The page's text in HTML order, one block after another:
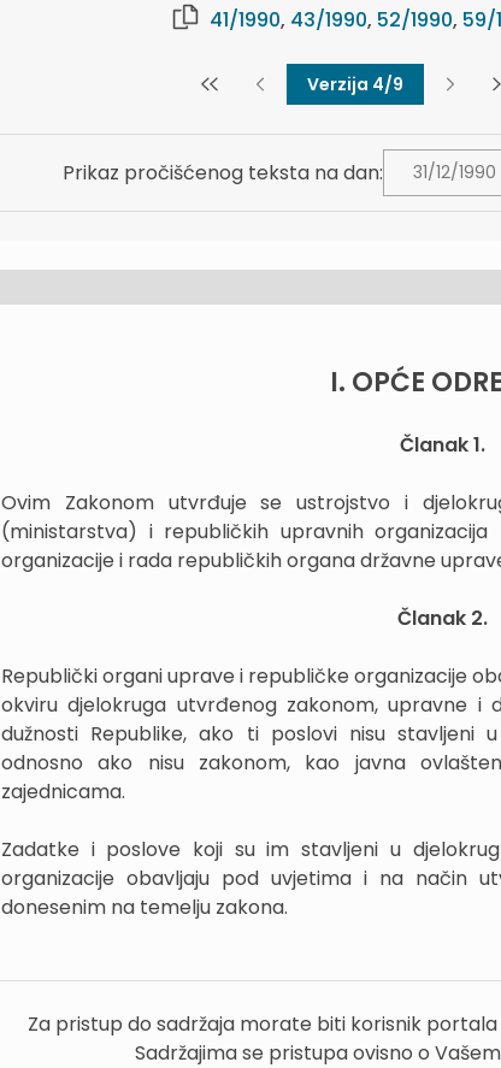
41/1990, 43/1990, 52/1990, 59/
Verzija 4/9
Prikaz pročišćenog teksta na dan:
I. OPĆE
Članak 1.
Ovim Zakonom utvrđuje se ustrojstvo i
(ministarstva) i republičkih upravnih
organizacije i rada republičkih organa državne
Članak 2.
Republički organi uprave i republičke organizacije
okviru djelokruga utvrđenog zakonom, upravne
dužnosti Republike, ako ti poslovi nisu stavljeni
odnosno ako nisu zakonom, kao javna
zajednicama.
Zadatke i poslove koji su im stavljeni u
organizacije obavljaju pod uvjetima i na način
donesenim na temelju zakona.
Za pristup do sadržaja morate biti korisnik
Sadržajima se pristupa ovisno o